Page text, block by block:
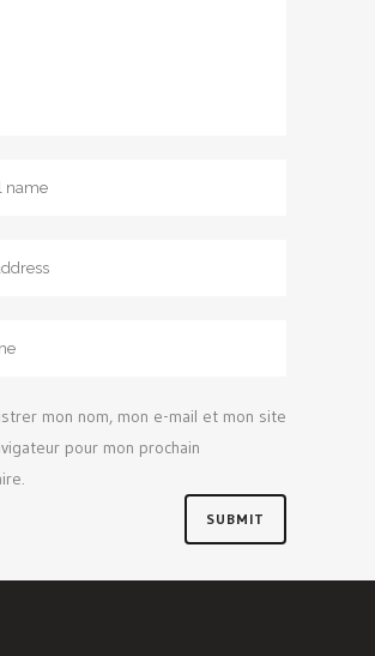
mon nom, mon e-mail et mon site
pour mon prochain